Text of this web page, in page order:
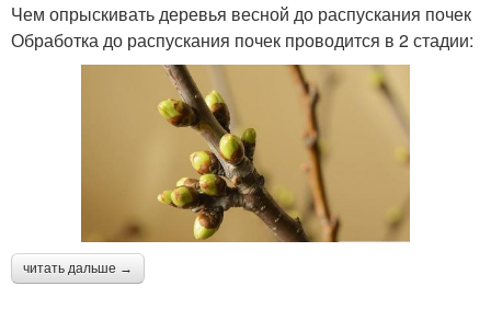
Чем опрыскивать деревья весной до распускания почек
Обработка до распускания почек проводится в 2 стадии:
читать дальше →